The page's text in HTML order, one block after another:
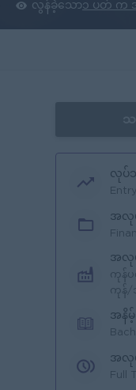
လွန်ခဲ့သော၁ ပတ် က
လုပ်
အလု
အလု
ကုန်ပ
ကုန်/
အနိ
အလုပ်
Full